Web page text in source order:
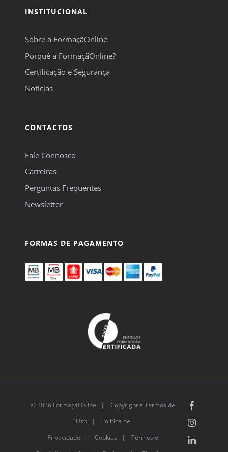
INSTITUCIONAL
Sobre a FormaçãOnline
Porquê a FormaçãOnline?
Certificação e Segurança
Notícias
CONTACTOS
Fale Connosco
Carreiras
Perguntas Frequentes
Newsletter
FORMAS DE PAGAMENTO
© 2026 FormaçãOnline |
Copyright e Termos de
Uso|
Política de
Privacidade | Cookies |
Termos e
Instagram
LinkedIn